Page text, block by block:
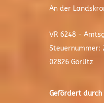
An der
VR 6248 -
Steuernummer:
02826 Görlitz
Gefördert